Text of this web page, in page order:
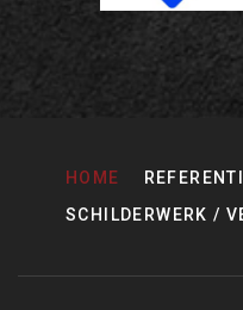
HOME
SCHILDERWERK /